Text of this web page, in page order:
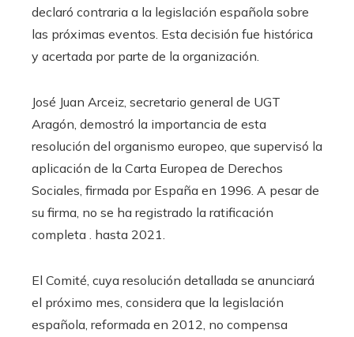
declaró contraria a la legislación española sobre
las próximas eventos. Esta decisión fue histórica
y acertada por parte de la organización.
José Juan Arceiz, secretario general de UGT
Aragón, demostró la importancia de esta
resolución del organismo europeo, que supervisó la
aplicación de la Carta Europea de Derechos
Sociales, firmada por España en 1996. A pesar de
su firma, no se ha registrado la ratificación
completa . hasta 2021.
El Comité, cuya resolución detallada se anunciará
el próximo mes, considera que la legislación
española, reformada en 2012, no compensa